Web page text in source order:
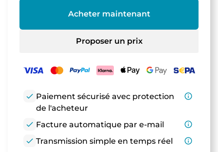
Acheter maintenant
Proposer un prix
check Paiement sécurisé avec protection
de l'acheteur
info_outline
check Facture automatique par e-mail
info_outline
check Transmission simple en temps réel info_outline